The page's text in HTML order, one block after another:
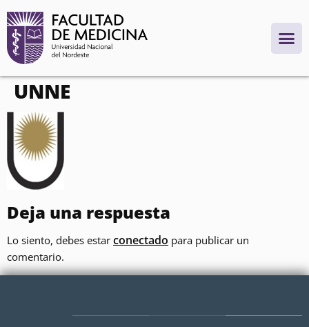
contenido
UNNE
Deja una respuesta
Lo siento, debes estar conectado para publicar un
comentario.